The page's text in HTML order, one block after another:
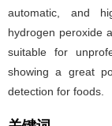
automatic, and
hydrogen peroxide
suitable for
showing a great
detection for foods.